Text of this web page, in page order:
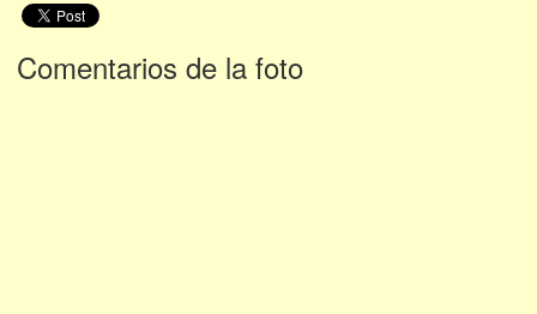
Comentarios de la foto